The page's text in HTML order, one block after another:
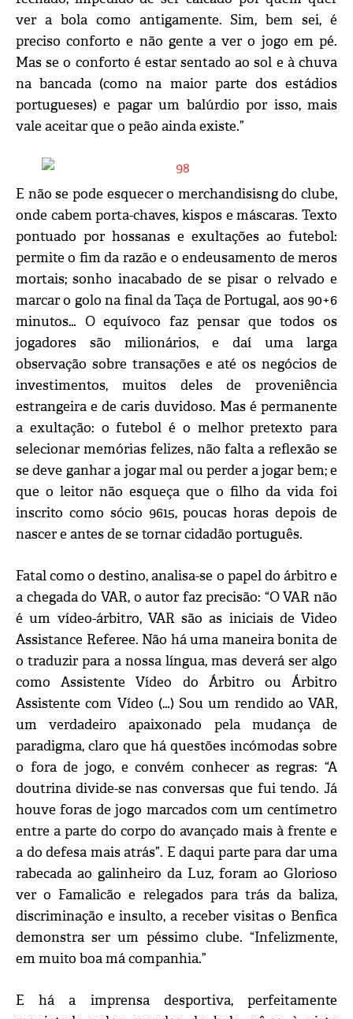
ver a bola como antigamente. Sim, bem sei, é
preciso conforto e não gente a ver o jogo em pé.
Mas se o conforto é estar sentado ao sol e à chuva
na bancada (como na maior parte dos estádios
portugueses) e pagar um balúrdio por isso, mais
vale aceitar que o peão ainda existe.”
E não se pode esquecer o merchandisisng do clube,
onde cabem porta-chaves, kispos e máscaras. Texto
pontuado por hossanas e exultações ao futebol:
permite o fim da razão e o endeusamento de meros
mortais; sonho inacabado de se pisar o relvado e
marcar o golo na final da Taça de Portugal, aos 90+6
minutos… O equívoco faz pensar que todos os
jogadores são milionários, e daí uma larga
observação sobre transações e até os negócios de
investimentos, muitos deles de proveniência
estrangeira e de caris duvidoso. Mas é permanente
a exultação: o futebol é o melhor pretexto para
selecionar memórias felizes, não falta a reflexão se
se deve ganhar a jogar mal ou perder a jogar bem; e
que o leitor não esqueça que o filho da vida foi
inscrito como sócio 9615, poucas horas depois de
nascer e antes de se tornar cidadão português.
Fatal como o destino, analisa-se o papel do árbitro e
a chegada do VAR, o autor faz precisão: “O VAR não
é um vídeo-árbitro, VAR são as iniciais de Video
Assistance Referee. Não há uma maneira bonita de
o traduzir para a nossa língua, mas deverá ser algo
como Assistente Vídeo do Árbitro ou Árbitro
Assistente com Vídeo (…) Sou um rendido ao VAR,
um verdadeiro apaixonado pela mudança de
paradigma, claro que há questões incómodas sobre
o fora de jogo, e convém conhecer as regras: “A
doutrina divide-se nas conversas que fui tendo. Já
houve foras de jogo marcados com um centímetro
entre a parte do corpo do avançado mais à frente e
a do defesa mais atrás”. E daqui parte para dar uma
rabecada ao galinheiro da Luz, foram ao Glorioso
ver o Famalicão e relegados para trás da baliza,
discriminação e insulto, a receber visitas o Benfica
demonstra ser um péssimo clube. “Infelizmente,
em muito boa má companhia.”
E há a imprensa desportiva, perfeitamente